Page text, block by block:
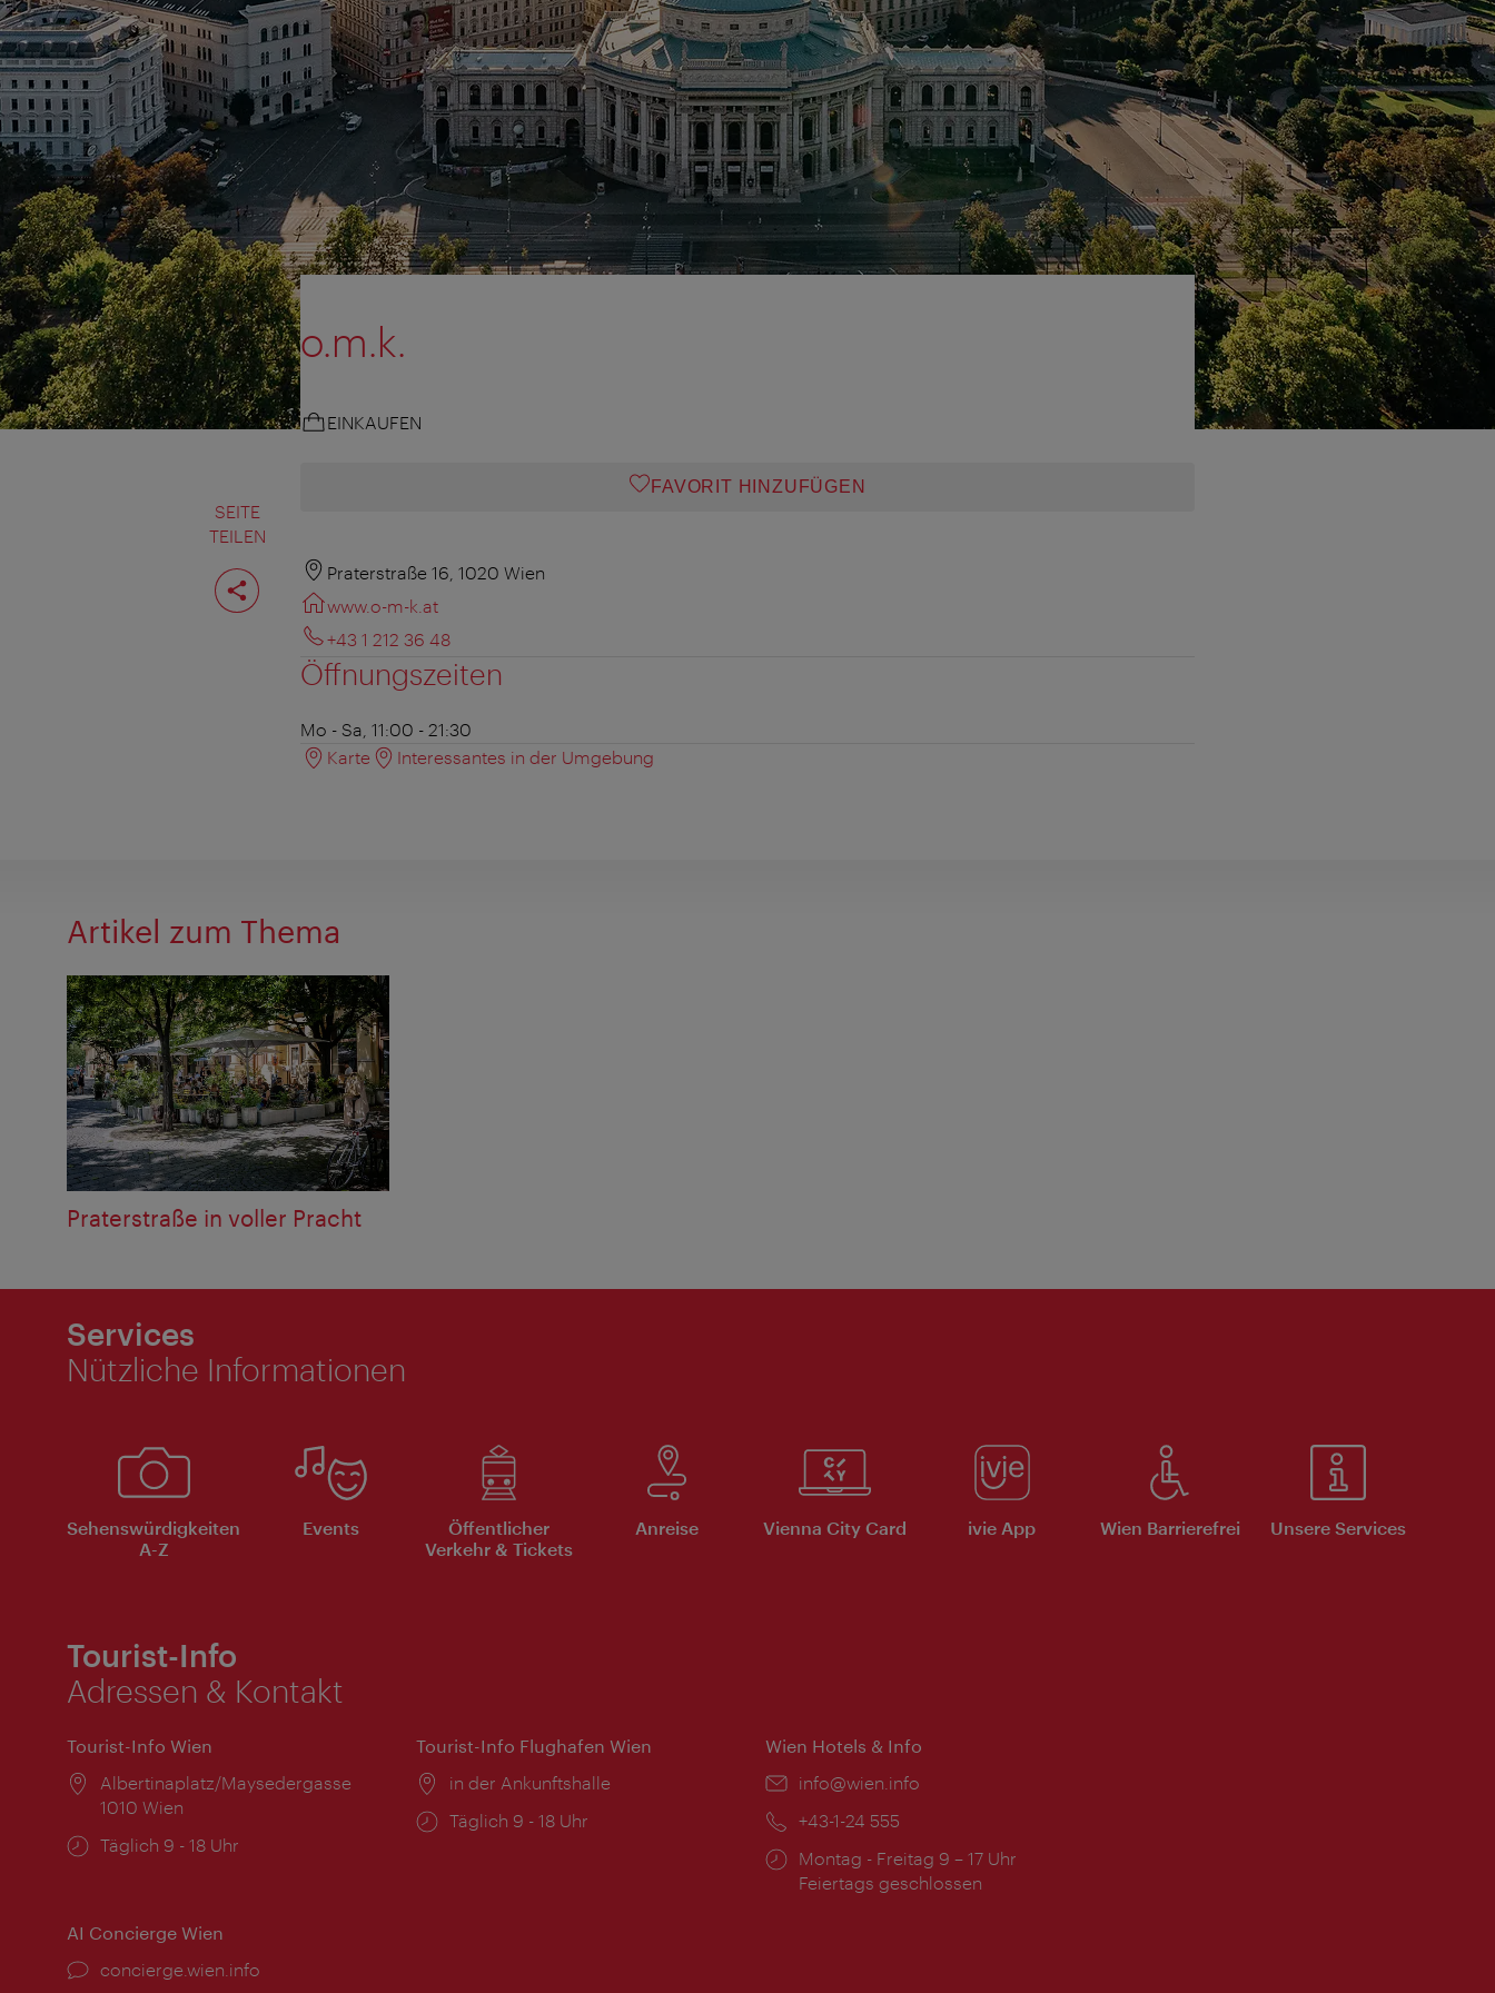
SEITE
TEILEN
Seite
teilen
o.m.k.
EINKAUFEN
FAVORIT HINZUFÜGEN
Praterstraße 16, 1020 Wien
www.o-m-k.at
+43 1 212 36 48
Öffnungszeiten
Mo - Sa, 11:00 - 21:30
Karte
Interessantes in der Umgebung
Artikel zum Thema
Praterstraße in voller Pracht
Services
Nützliche Informationen
Sehenswürdigkeiten
A-Z
Events
Öffentlicher
Verkehr & Tickets
Anreise Vienna City Card ivie App Wien Barrierefrei Unsere Services
Tourist-Info
Adressen & Kontakt
Tourist-Info Wien
Ort:
Albertinaplatz/Maysedergasse
1010 Wien
Öffnungszeiten:
Täglich 9 - 18 Uhr
Tourist-Info Flughafen Wien
Ort:
in der Ankunftshalle
Öffnungszeiten:
Täglich 9 - 18 Uhr
Wien Hotels & Info
Email:
info@wien.info
Telefon:
+43-1-24 555
Öffnungszeiten:
Montag - Freitag 9 – 17 Uhr
Feiertags geschlossen
AI Concierge Wien
Ort:
concierge.wien.info